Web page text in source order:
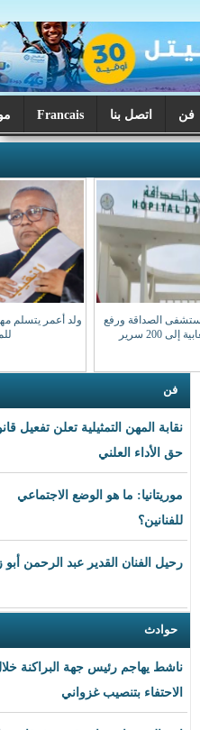
Francais موريتانيا اليوم
ولد أعمر يتسلم مهامه نقيبا للهيئة الوطنية
تعلن تفعيل قانون
الاجتماعي
عبد الرحمن أبو زهرة
البراكنة خلال